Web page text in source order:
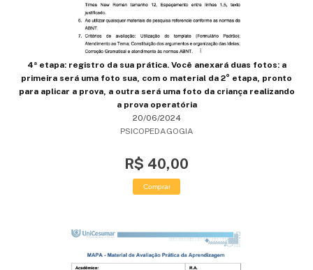
4ª etapa: registro da sua prática. Você anexará duas fotos: a
primeira será uma foto sua, com o material da 2° etapa, pronto
para aplicar a prova, a outra será uma foto da criança realizando
a prova operatória
20/06/2024
PSICOPEDAGOGIA
R$ 40,00
Comprar